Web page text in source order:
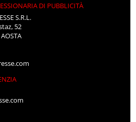
DI PUBBLICITÀ
S.R.L.
52